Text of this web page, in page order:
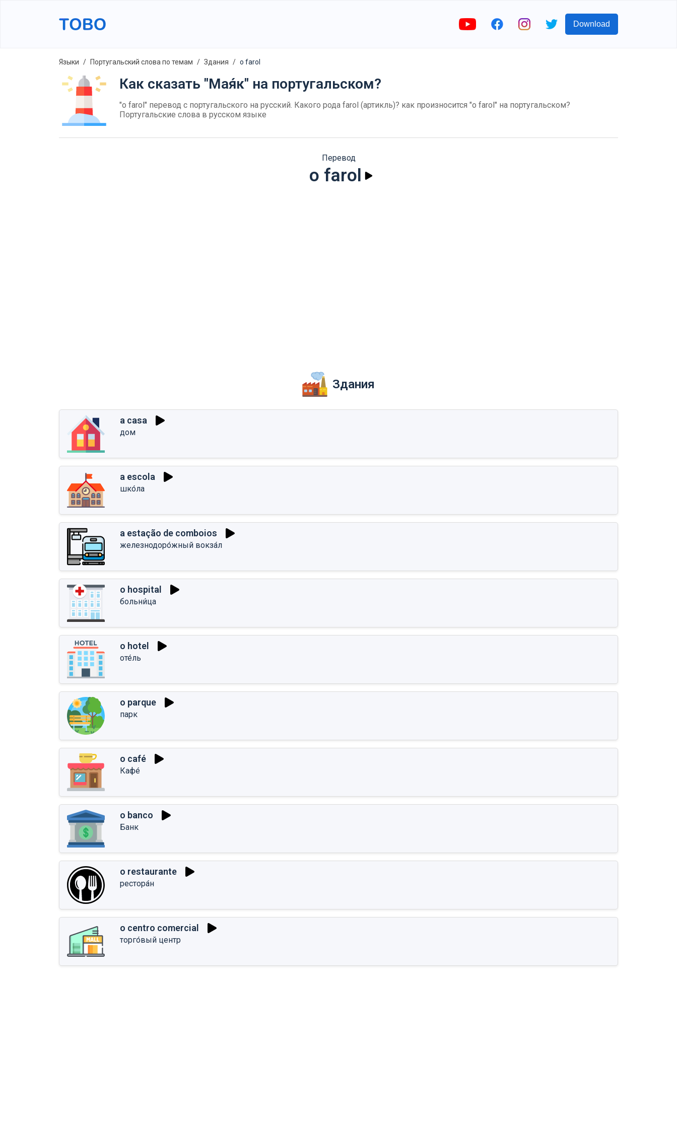
Download
Языки Португальский слова по темам Здания o farol
Как сказать "Мая́к" на португальском?
"o farol" перевод с португальского на русский. Какого рода farol (артикль)? как произносится "o farol" на португальском?
Португальские слова в русском языке
Перевод
o farol
Здания
a casa
дом
a escola
шко́ла
a estação de comboios
железнодоро́жный вокза́л
o hospital
больни́ца
o hotel
оте́ль
o parque
парк
o café
Кафе́
o banco
Банк
o restaurante
рестора́н
o centro comercial
торго́вый центр